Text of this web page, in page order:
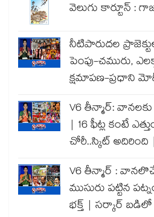
వెలుగు కార్టూన్
నీటిపారుదల
పెంపు-చమురు,
క్షమాపణ-ప్రధాని
V6 తీన్మార్: వానలకు
| 16 ఫీట్ల కంటే
చోరీ..స్కిట్ అదిరింది
V6 తీన్మార్ :
ముసురు పట్టిన
భక్త్ | సర్కార్